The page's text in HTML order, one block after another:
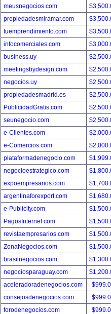
meusnegocios.com
propiedadesmiramar.com
tuemprendimiento.com
infocomerciales.com
business.uy
meetingsbydesign.com
negocios.uy
propiedadesmadrid.es
PublicidadGratis.com
seunegocio.com
e-Clientes.com
e-Comercios.com
plataformadenegocio.com
negocioestrategico.com
expoempresarios.com
argentinaforexport.com
e-Publicity.com
PagosInternet.com
revistaempresarios.com
ZonaNegocios.com
brasilnegocios.com
negociosparaguay.com
aceleradoradenegocios.com
consejosdenegocios.com
forodenegocios.com